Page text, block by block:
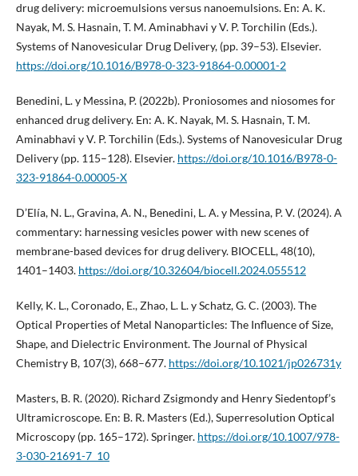
drug delivery: microemulsions versus nanoemulsions. En: A. K.
Nayak, M. S. Hasnain, T. M. Aminabhavi y V. P. Torchilin (Eds.).
Systems of Nanovesicular Drug Delivery, (pp. 39–53). Elsevier.
https://doi.org/10.1016/B978-0-323-91864-0.00001-2
Benedini, L. y Messina, P. (2022b). Proniosomes and niosomes for
enhanced drug delivery. En: A. K. Nayak, M. S. Hasnain, T. M.
Aminabhavi y V. P. Torchilin (Eds.). Systems of Nanovesicular Drug
Delivery (pp. 115–128). Elsevier. https://doi.org/10.1016/B978-0-
323-91864-0.00005-X
D’Elía, N. L., Gravina, A. N., Benedini, L. A. y Messina, P. V. (2024). A
commentary: harnessing vesicles power with new scenes of
membrane-based devices for drug delivery. BIOCELL, 48(10),
1401–1403. https://doi.org/10.32604/biocell.2024.055512
Kelly, K. L., Coronado, E., Zhao, L. L. y Schatz, G. C. (2003). The
Optical Properties of Metal Nanoparticles: The Influence of Size,
Shape, and Dielectric Environment. The Journal of Physical
Chemistry B, 107(3), 668–677. https://doi.org/10.1021/jp026731y
Masters, B. R. (2020). Richard Zsigmondy and Henry Siedentopf’s
Ultramicroscope. En: B. R. Masters (Ed.), Superresolution Optical
Microscopy (pp. 165–172). Springer. https://doi.org/10.1007/978-
3-030-21691-7_10